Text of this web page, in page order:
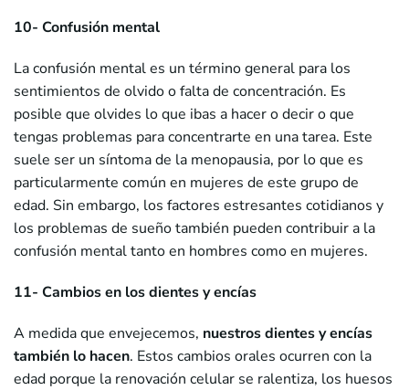
10- Confusión mental
La confusión mental es un término general para los
sentimientos de olvido o falta de concentración. Es
posible que olvides lo que ibas a hacer o decir o que
tengas problemas para concentrarte en una tarea. Este
suele ser un síntoma de la menopausia, por lo que es
particularmente común en mujeres de este grupo de
edad. Sin embargo, los factores estresantes cotidianos y
los problemas de sueño también pueden contribuir a la
confusión mental tanto en hombres como en mujeres.
11- Cambios en los dientes y encías
A medida que envejecemos, nuestros dientes y encías
también lo hacen. Estos cambios orales ocurren con la
edad porque la renovación celular se ralentiza, los huesos